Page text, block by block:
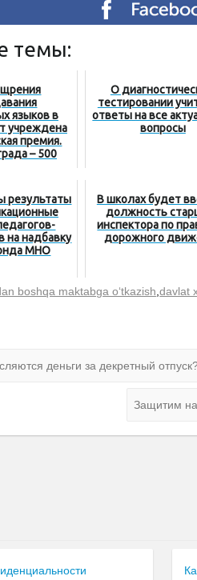
темы:
языков в
учреждена
премия.
– 500
О
тестировании
ответы на все
вопросы
результаты
на надбавку
МНО
В школах будет
должность
инспектора по
дорожного
boshqa maktabga o‘tkazish ,davlat
деньги за декретный
Защитим